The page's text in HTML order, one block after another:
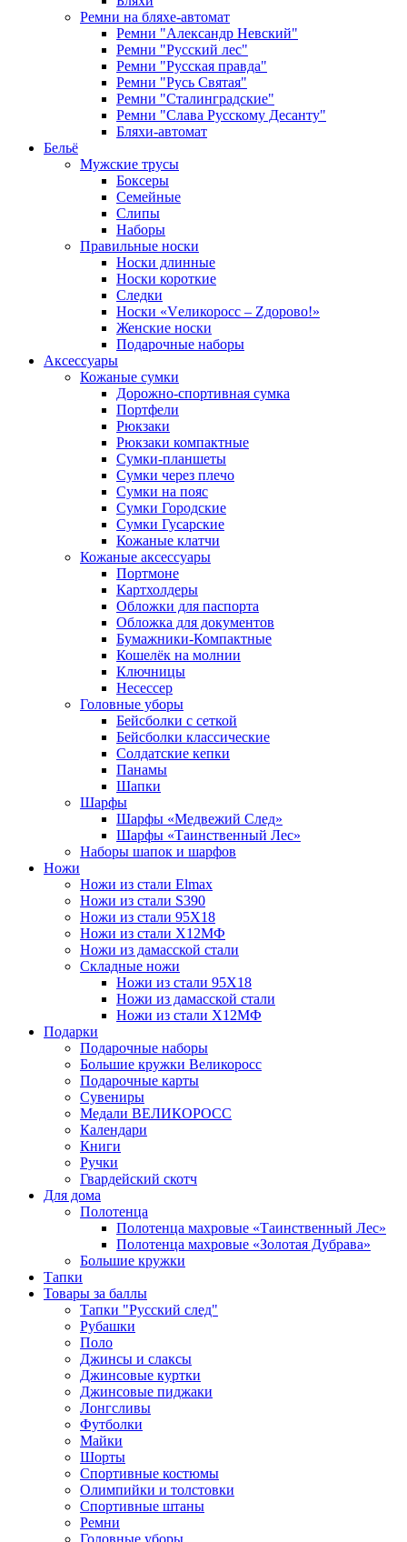
Ремни на бляхе-автомат
Ремни "Александр Невский"
Ремни "Русский лес"
Ремни "Русская правда"
Ремни "Русь Святая"
Ремни "Сталинградские"
Ремни "Слава Русскому Десанту"
Бляхи-автомат
Бельё
Мужские трусы
Боксеры
Семейные
Слипы
Наборы
Правильные носки
Носки длинные
Носки короткие
Следки
Носки «Vеликоросс – Zдорово!»
Женские носки
Подарочные наборы
Аксессуары
Кожаные сумки
Дорожно-спортивная сумка
Портфели
Рюкзаки
Рюкзаки компактные
Сумки-планшеты
Сумки через плечо
Сумки на пояс
Сумки Городские
Сумки Гусарские
Кожаные клатчи
Кожаные аксессуары
Портмоне
Картхолдеры
Обложки для паспорта
Обложка для документов
Бумажники-Компактные
Кошелёк на молнии
Ключницы
Несессер
Головные уборы
Бейсболки с сеткой
Бейсболки классические
Солдатские кепки
Панамы
Шапки
Шарфы
Шарфы «Медвежий След»
Шарфы «Таинственный Лес»
Наборы шапок и шарфов
Ножи
Ножи из стали Elmax
Ножи из стали S390
Ножи из стали 95X18
Ножи из стали Х12МФ
Ножи из дамасской стали
Складные ножи
Ножи из стали 95X18
Ножи из дамасской стали
Ножи из стали Х12МФ
Подарки
Подарочные наборы
Большие кружки Великоросс
Подарочные карты
Сувениры
Медали ВЕЛИКОРОСС
Календари
Книги
Ручки
Гвардейский скотч
Для дома
Полотенца
Полотенца махровые «Таинственный Лес»
Полотенца махровые «Золотая Дубрава»
Большие кружки
Тапки
Товары за баллы
Тапки "Русский след"
Рубашки
Поло
Джинсы и слаксы
Джинсовые куртки
Джинсовые пиджаки
Лонгсливы
Футболки
Майки
Шорты
Спортивные костюмы
Олимпийки и толстовки
Спортивные штаны
Ремни
Головные уборы